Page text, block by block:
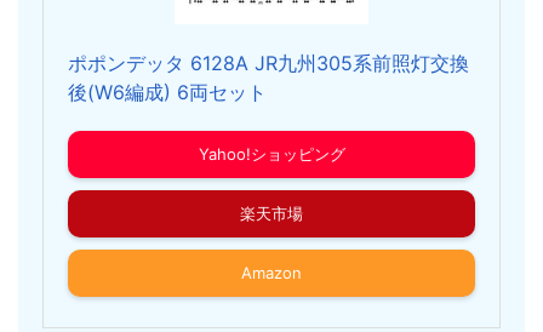
ポポンデッタ 6128A JR九州305系前照灯交換
後(W6編成) 6両セット
Yahoo!ショッピング
楽天市場
Amazon